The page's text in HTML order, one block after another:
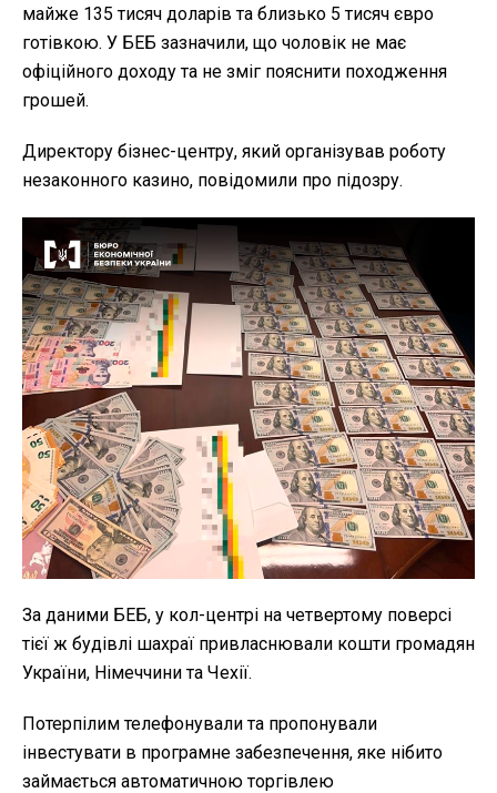
майже 135 тисяч доларів та близько 5 тисяч євро
готівкою. У БЕБ зазначили, що чоловік не має
офіційного доходу та не зміг пояснити походження
грошей.
Директору бізнес-центру, який організував роботу
незаконного казино, повідомили про підозру.
За даними БЕБ, у кол-центрі на четвертому поверсі
тієї ж будівлі шахраї привласнювали кошти громадян
України, Німеччини та Чехії.
Потерпілим телефонували та пропонували
інвестувати в програмне забезпечення, яке нібито
займається автоматичною торгівлею